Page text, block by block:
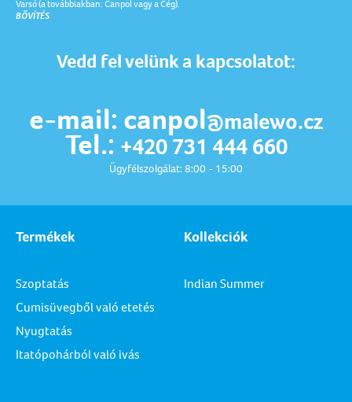
Vedd fel velünk a kapcsolatot:
e-mail: canpol@malewo.cz
Tel.: +420 731 444 660
Ügyfélszolgálat: 8:00 - 15:00
Varsó (a továbbiakban: Canpol vagy a Cég).
BŐVÍTÉS
Termékek
Szoptatás
Cumisüvegből való etetés
Nyugtatás
Itatópohárból való ivás
Kollekciók
Indian Summer